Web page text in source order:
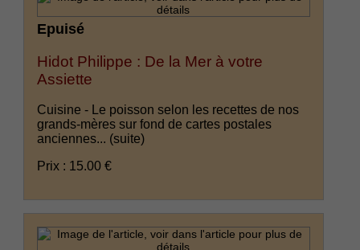
Epuisé
Hidot Philippe : De la Mer à votre
Assiette
Cuisine - Le poisson selon les recettes de nos
grands-mères sur fond de cartes postales
anciennes... (suite)
Prix : 15.00 €